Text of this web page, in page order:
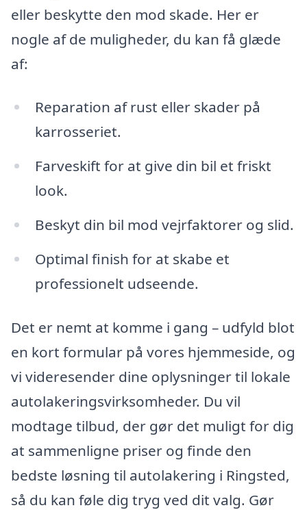
eller beskytte den mod skade. Her er
nogle af de muligheder, du kan få glæde
af:
Reparation af rust eller skader på
karrosseriet.
Farveskift for at give din bil et friskt
look.
Beskyt din bil mod vejrfaktorer og slid.
Optimal finish for at skabe et
professionelt udseende.
Det er nemt at komme i gang – udfyld blot
en kort formular på vores hjemmeside, og
vi videresender dine oplysninger til lokale
autolakeringsvirksomheder. Du vil
modtage tilbud, der gør det muligt for dig
at sammenligne priser og finde den
bedste løsning til autolakering i Ringsted,
så du kan føle dig tryg ved dit valg. Gør